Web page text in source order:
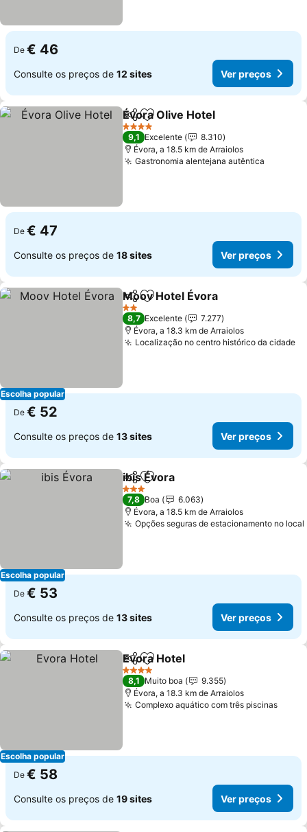
De € 46
Consulte os preços de 12 sites Ver preços
PartilharAdicionar aos favoritos
Évora Olive Hotel
4 Estrelas
9,1 Excelente
8.310
Évora, a 18.5 km de Arraiolos
Gastronomia alentejana autêntica
De € 47
Consulte os preços de 18 sites Ver preços
Escolha popular
PartilharAdicionar aos favoritos
Moov Hotel Évora
2 Estrelas
8,7 Excelente
7.277
Évora, a 18.3 km de Arraiolos
Localização no centro histórico da cidade
De € 52
Consulte os preços de 13 sites Ver preços
Escolha popular
PartilharAdicionar aos favoritos
ibis Évora
3 Estrelas
7,8 Boa
6.063
Évora, a 18.5 km de Arraiolos
Opções seguras de estacionamento no local
De € 53
Consulte os preços de 13 sites Ver preços
Escolha popular
PartilharAdicionar aos favoritos
Evora Hotel
4 Estrelas
8,1 Muito boa
9.355
Évora, a 18.3 km de Arraiolos
Complexo aquático com três piscinas
De € 58
Consulte os preços de 19 sites Ver preços